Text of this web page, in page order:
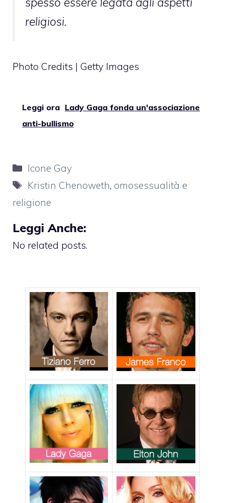
religiosi.
Photo Credits | Getty Images
Leggi ora Lady Gaga fonda un'associazione
anti-bullismo
Categorie
Icone Gay
Tag
Kristin Chenoweth, omosessualità e
religione
Leggi Anche:
No related posts.